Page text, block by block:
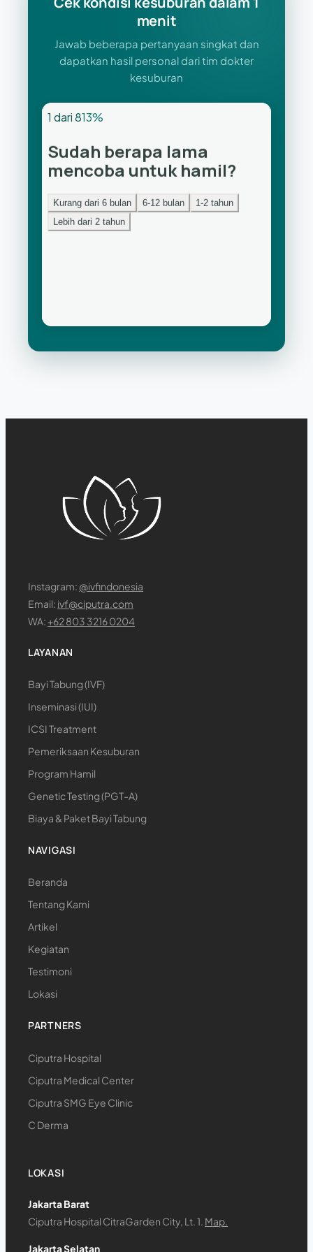
menit
Jawab beberapa pertanyaan singkat dan
dapatkan hasil personal dari tim dokter
kesuburan
Instagram: @ivfindonesia
Email: ivf@ciputra.com
WA:+62 803 3216 0204
LAYANAN
Bayi Tabung (IVF)
Inseminasi (IUI)
ICSI Treatment
Pemeriksaan Kesuburan
Program Hamil
Genetic Testing (PGT-A)
Biaya & Paket Bayi Tabung
NAVIGASI
Beranda
Tentang Kami
Artikel
Kegiatan
Testimoni
Lokasi
PARTNERS
Ciputra Hospital
Ciputra Medical Center
Ciputra SMG Eye Clinic
C Derma
LOKASI
Jakarta Barat
Ciputra Hospital CitraGarden City, Lt. 1. Map.
Jakarta Selatan